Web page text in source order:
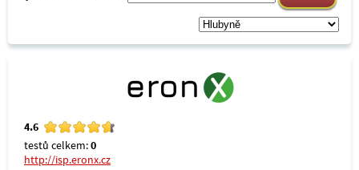
4.6
testů celkem:0
http://isp.eronx.cz